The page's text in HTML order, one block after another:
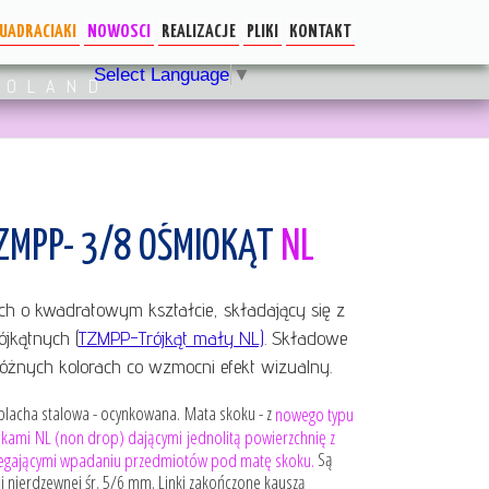
Select Language▼
SYSTEM KOOL
System KOOLox
NOWOSCI
AKTUALNOSCI
REALIZACJE PLIKI
Dla Architekta
KONTAKT
o kwadratowym kształcie, składający się z
(TZMPP-Trójkąt mały NL) . Składowe
kolorach co wzmocni efekt wizualny.
stalowa - ocynkowana. Mata skoku - znowego typu
NL (non drop) dającymi jednolitą powierzchnię z
wpadaniu przedmiotów pod matę skoku. Są
nierdzewnej śr. 5/6 mm. Linki zakończone kauszą
3/8 OŚMIOKĄT NL